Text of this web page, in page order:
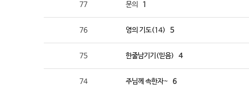
77 문의 1
76 영의 기도(14) 5
75 한줄남기기(믿음) 4
74 주님께 속한자~ 6